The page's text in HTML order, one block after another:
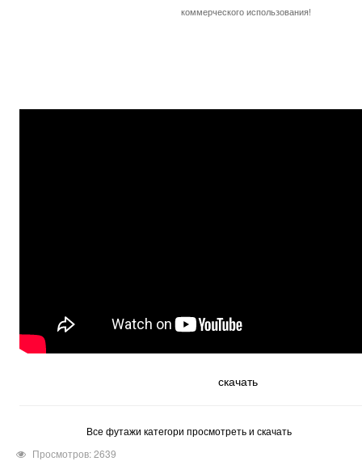
коммерческого использования!
скачать
Все футажи категори просмотреть и скачать
Просмотров: 2639